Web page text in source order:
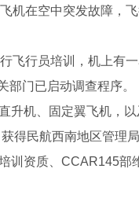
在空中突发故障，飞
行员培训，机上有
门已启动调查程序。
机、固定翼飞机，以
得民航西南地区管理
训资质、CCAR145部